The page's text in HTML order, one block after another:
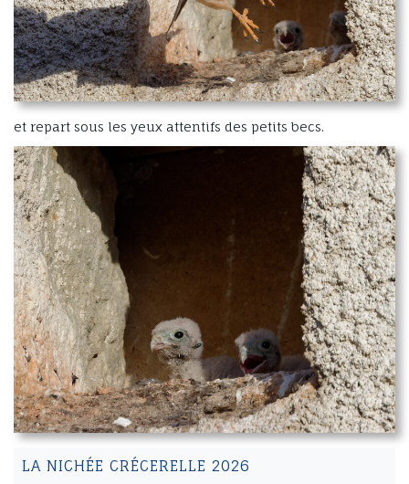
et repart sous les yeux attentifs des petits becs.
LA NICHÉE CRÉCERELLE 2026